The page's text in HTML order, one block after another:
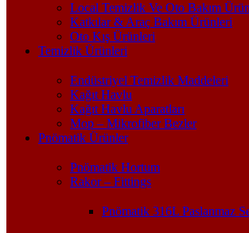
Local Temizlik Ve Oto Bakım
Katkılar & Araç Bakım Ürünleri
Oto Kış Ürünleri
Temizlik Ürünleri
Endüstriyel Temizlik Maddeleri
Kağıt Havlu
Kağıt Havlu Aparatları
Mop – Mikrofiber Bezler
Pnömatik Ürünler
Pnömatik Hortum
Rakor – Fittings
Pnömatik 316L Paslanmaz